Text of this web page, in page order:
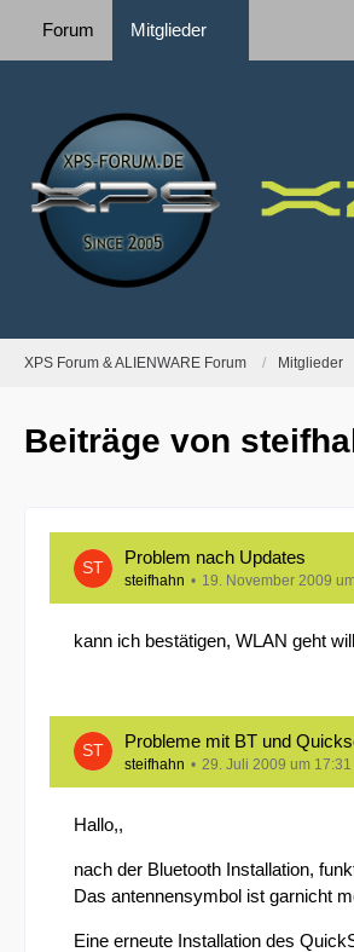
Forum Mitglieder
XPS Forum & ALIENWARE Forum Mitglieder
Beiträge von
Problem nach Updates
steifhahn 19. November 2009
kann ich bestätigen, WLAN geht
Probleme mit BT und
steifhahn 29. Juli 2009 um 17:31
Hallo,,
nach der Bluetooth Installation,
Das antennensymbol ist garnicht
Eine erneute Installation des